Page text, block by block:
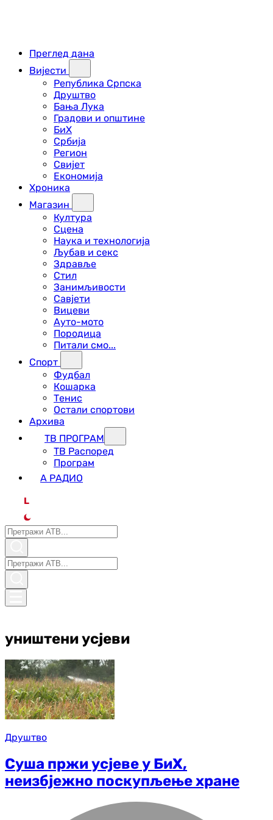
Преглед дана
Вијести
Република Српска
Друштво
Бања Лука
Градови и општине
БиХ
Србија
Регион
Свијет
Економија
Хроника
Магазин
Култура
Сцена
Наука и технологија
Љубав и секс
Здравље
Стил
Занимљивости
Савјети
Вицеви
Ауто-мото
Породица
Питали смо...
Спорт
Фудбал
Кошарка
Тенис
Остали спортови
Архива
ТВ ПРОГРАМ
ТВ Распоред
Програм
А РАДИО
L
уништени усјеви
Друштво
Суша пржи усјеве у БиХ,
неизбјежно поскупљење хране